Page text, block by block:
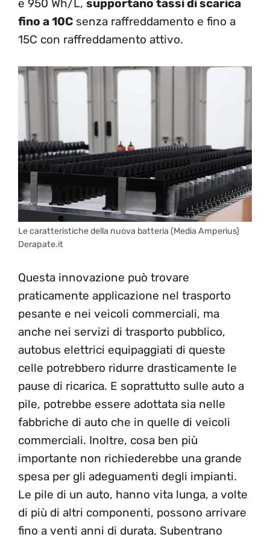
e 950 Wh/L, supportano tassi di scarica
fino a 10C senza raffreddamento e fino a
15C con raffreddamento attivo.
Le caratteristiche della nuova batteria (Media Amperius)
Derapate.it
Questa innovazione può trovare
praticamente applicazione nel trasporto
pesante e nei veicoli commerciali, ma
anche nei servizi di trasporto pubblico,
autobus elettrici equipaggiati di queste
celle potrebbero ridurre drasticamente le
pause di ricarica. E soprattutto sulle auto a
pile, potrebbe essere adottata sia nelle
fabbriche di auto che in quelle di veicoli
commerciali. Inoltre, cosa ben più
importante non richiederebbe una grande
spesa per gli adeguamenti degli impianti.
Le pile di un auto, hanno vita lunga, a volte
di più di altri componenti, possono arrivare
fino a venti anni di durata. Subentrano